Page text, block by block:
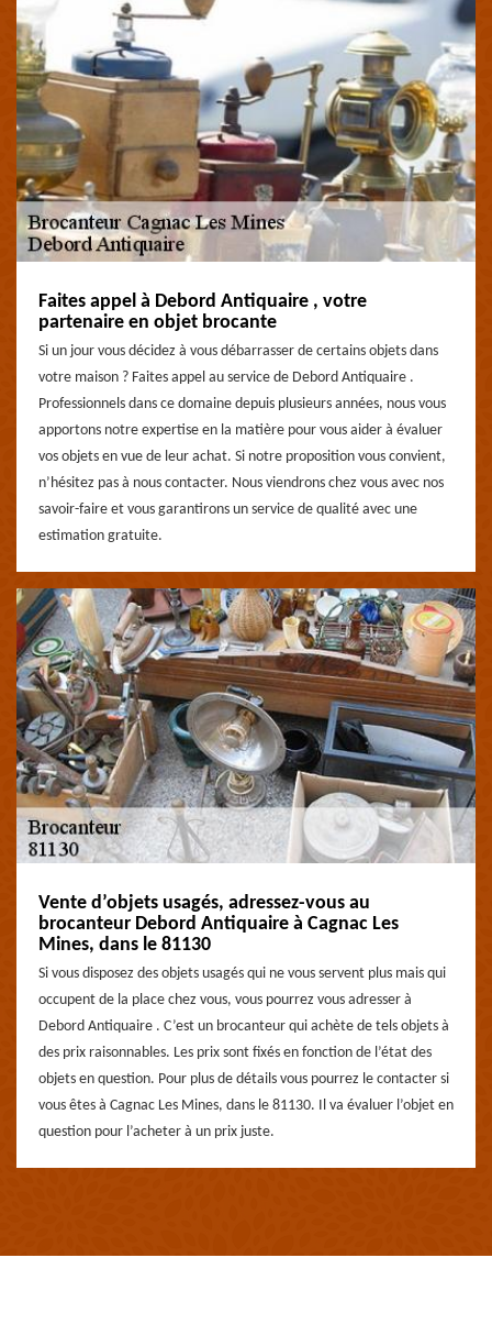
Faites appel à Debord Antiquaire , votre
partenaire en objet brocante
Si un jour vous décidez à vous débarrasser de certains objets dans
votre maison ? Faites appel au service de Debord Antiquaire .
Professionnels dans ce domaine depuis plusieurs années, nous vous
apportons notre expertise en la matière pour vous aider à évaluer
vos objets en vue de leur achat. Si notre proposition vous convient,
n’hésitez pas à nous contacter. Nous viendrons chez vous avec nos
savoir-faire et vous garantirons un service de qualité avec une
estimation gratuite.
Vente d’objets usagés, adressez-vous au
brocanteur Debord Antiquaire à Cagnac Les
Mines, dans le 81130
Si vous disposez des objets usagés qui ne vous servent plus mais qui
occupent de la place chez vous, vous pourrez vous adresser à
Debord Antiquaire . C’est un brocanteur qui achète de tels objets à
des prix raisonnables. Les prix sont fixés en fonction de l’état des
objets en question. Pour plus de détails vous pourrez le contacter si
vous êtes à Cagnac Les Mines, dans le 81130. Il va évaluer l’objet en
question pour l’acheter à un prix juste.